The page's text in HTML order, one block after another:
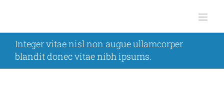
springen
Integer vitae nisl non augue ullamcorper
blandit donec vitae nibh ipsums.